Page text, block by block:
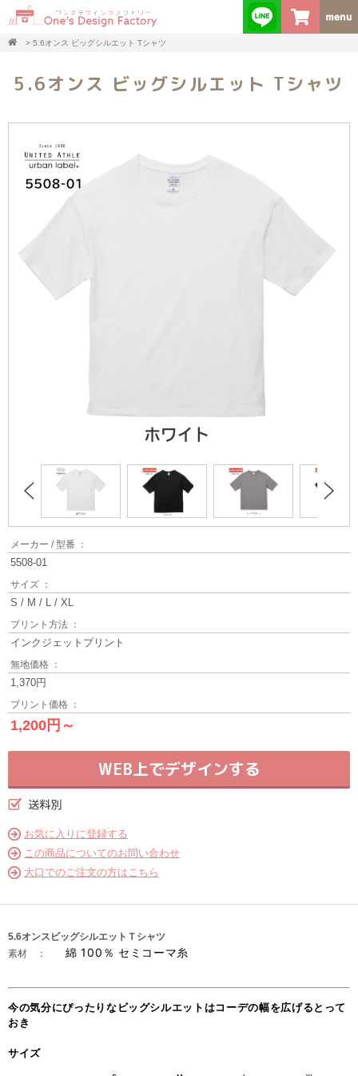
> 5.6オンス ビッグシルエット Tシャツ
5.6オンス ビッグシルエット Tシャツ
メーカー / 型番 ：
5508-01
サイズ ：
S / M / L / XL
プリント方法 ：
インクジェットプリント
無地価格 ：
1,370円
プリント価格 ：
1,200円～
WEB上でデザインする
お気に入りに登録する
この商品についてのお問い合わせ
大口でのご注文の方はこちら
5.6オンスビッグシルエットＴシャツ
素材 ： 綿 100％ セミコーマ糸
今の気分にぴったりなビッグシルエットはコーデの幅を広げるとって
おき
サイズ